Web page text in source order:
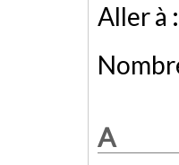
Aller à :
A